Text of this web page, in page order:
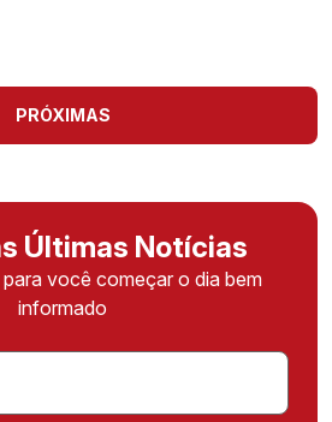
PRÓXIMAS
Últimas Notícias
você começar o dia bem
informado